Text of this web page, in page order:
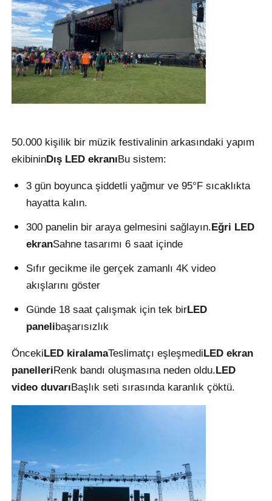
Hakkımızda
Fabrika turu
Bize Ulaşın
Haberler
Durumlar
konser led ekranı
Şeffaf LED ekran
50.000 kişilik bir müzik festivalinin arkasındaki yapım
ekibininDış LED ekranıBu sistem:
3 gün boyunca şiddetli yağmur ve 95°F sıcaklıkta
hayatta kalın.
300 panelin bir araya gelmesini sağlayın.Eğri LED
ekranSahne tasarımı 6 saat içinde
Sıfır gecikme ile gerçek zamanlı 4K video
akışlarını göster
Günde 18 saat çalışmak için tek birLED
panelibaşarısızlık
ÖncekiLED kiralamaTeslimatçı eşleşmediLED ekran
panelleriRenk bandı oluşmasına neden oldu.LED
video duvarıBaşlık seti sırasında karanlık çöktü.